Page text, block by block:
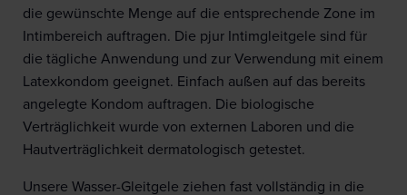
die gewünschte Menge auf die entsprechende Zone im
Intimbereich auftragen. Die pjur Intimgleitgele sind für
die tägliche Anwendung und zur Verwendung mit einem
Latexkondom geeignet. Einfach außen auf das bereits
angelegte Kondom auftragen. Die biologische
Verträglichkeit wurde von externen Laboren und die
Hautverträglichkeit dermatologisch getestet.
Unsere Wasser-Gleitgele ziehen fast vollständig in die